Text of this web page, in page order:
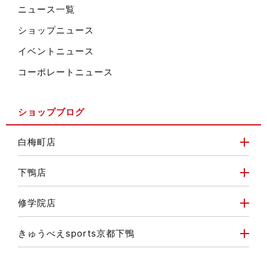
ニュース一覧
ショップニュース
イベントニュース
コーポレートニュース
ショップブログ
白梅町店
下鴨店
修学院店
きゅうべえsports京都下鴨